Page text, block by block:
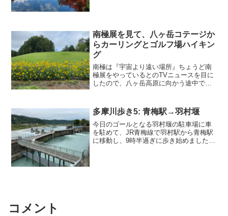
南極展を見て、八ヶ岳コテージか
らカーリングとゴルフ場ハイキン
グ
南極は『宇宙より遠い場所』ちょうど南
極展をやっているとのTVニュースを目に
したので、八ヶ岳高原に向かう途中で寄
するためか、日本の女子高生が南極を訪
れる『宇宙より遠い場所...
多摩川歩き5: 青梅駅→羽村堰
今日のゴールとなる羽村堰の駐車場に車
を駐めて、JR青梅線で羽村駅から青梅駅
に移動し、9時半過ぎに歩き始めました。
コメント